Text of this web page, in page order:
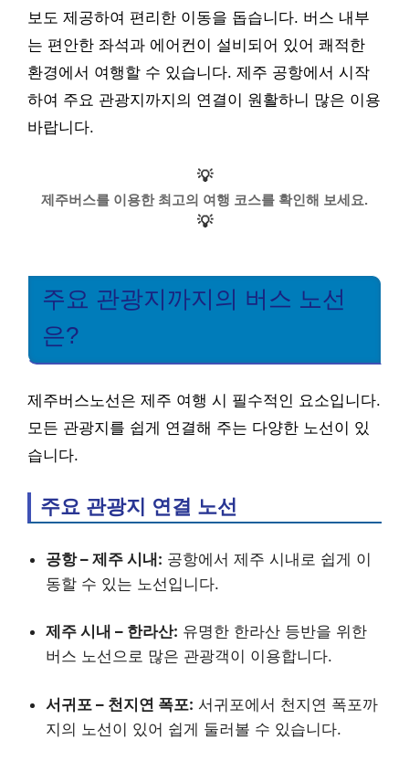
보도 제공하여 편리한 이동을 돕습니다. 버스 내부
는 편안한 좌석과 에어컨이 설비되어 있어 쾌적한
환경에서 여행할 수 있습니다. 제주 공항에서 시작
하여 주요 관광지까지의 연결이 원활하니 많은 이용
바랍니다.
💡
제주버스를 이용한 최고의 여행 코스를 확인해 보세요.
💡
주요 관광지까지의 버스 노선
은?
제주버스노선은 제주 여행 시 필수적인 요소입니다.
모든 관광지를 쉽게 연결해 주는 다양한 노선이 있
습니다.
주요 관광지 연결 노선
공항 – 제주 시내: 공항에서 제주 시내로 쉽게 이
동할 수 있는 노선입니다.
제주 시내 – 한라산: 유명한 한라산 등반을 위한
버스 노선으로 많은 관광객이 이용합니다.
서귀포 – 천지연 폭포: 서귀포에서 천지연 폭포까
지의 노선이 있어 쉽게 둘러볼 수 있습니다.